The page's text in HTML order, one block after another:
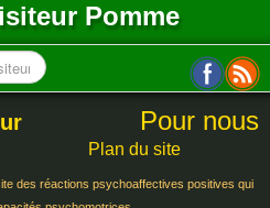
Pomme
Pour nous
Plan du site
des réactions psychoaffectives positives qui